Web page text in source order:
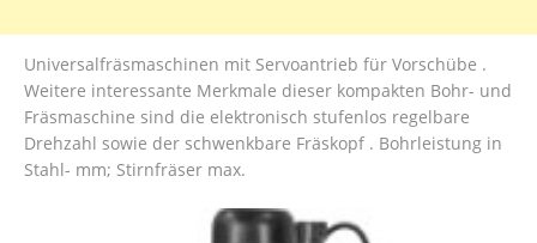
Universalfräsmaschinen mit Servoantrieb für Vorschübe .
Weitere interessante Merkmale dieser kompakten Bohr- und
Fräsmaschine sind die elektronisch stufenlos regelbare
Drehzahl sowie der schwenkbare Fräskopf . Bohrleistung in
Stahl- mm; Stirnfräser max.